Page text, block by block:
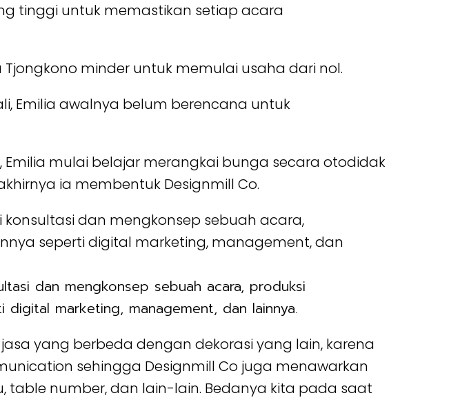
tinggi untuk memastikan setiap acara
minder untuk memulai usaha dari nol.
Emilia awalnya belum berencana untuk
mulai belajar merangkai bunga secara otodidak
ia membentuk Designmill Co.
dan mengkonsep sebuah acara, produksi
marketing, management, dan lainnya.
yang berbeda dengan dekorasi yang lain, karena
sehingga Designmill Co juga menawarkan
table number, dan lain-lain. Bedanya kita pada saat